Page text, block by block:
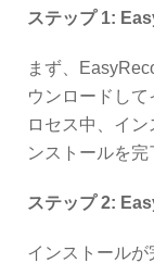
ステップ 1:
まず、
ウンロードし
ロセス中、イ
ンストールを完
ステップ 2:
インストール